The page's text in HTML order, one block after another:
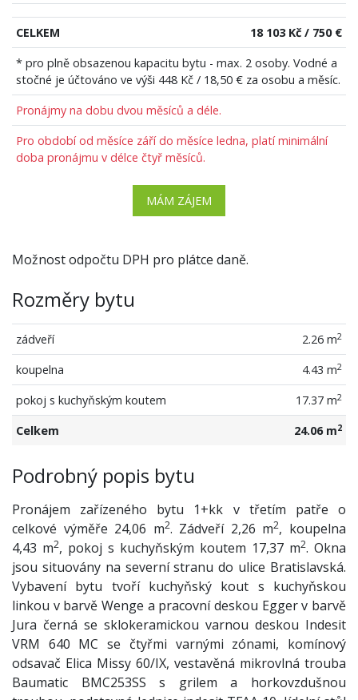
CELKEM
18 103 Kč / 750 €
* pro plně obsazenou kapacitu bytu - max. 2 osoby. Vodné a
stočné je účtováno ve výši 448 Kč / 18,50 € za osobu a měsíc.
Pronájmy na dobu dvou měsíců a déle.
Pro období od měsíce září do měsíce ledna, platí minimální
doba pronájmu v délce čtyř měsíců.
MÁM ZÁJEM
Možnost odpočtu DPH pro plátce daně.
Rozměry bytu
zádveří 2.26 m2
koupelna 4.43 m2
pokoj s kuchyňským koutem 17.37 m2
Celkem 24.06 m2
Podrobný popis bytu
Pronájem zařízeného bytu 1+kk v třetím patře o
celkové výměře 24,06 m2. Zádveří 2,26 m2, koupelna
4,43 m2, pokoj s kuchyňským koutem 17,37 m2. Okna
jsou situovány na severní stranu do ulice Bratislavská.
Vybavení bytu tvoří kuchyňský kout s kuchyňskou
linkou v barvě Wenge a pracovní deskou Egger v barvě
Jura černá se sklokeramickou varnou deskou Indesit
VRM 640 MC se čtyřmi varnými zónami, komínový
odsavač Elica Missy 60/IX, vestavěná mikrovlná trouba
Baumatic BMC253SS s grilem a horkovzdušnou